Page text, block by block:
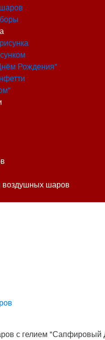
Рождения"
воздушных шаров
с гелием "Сапфировый